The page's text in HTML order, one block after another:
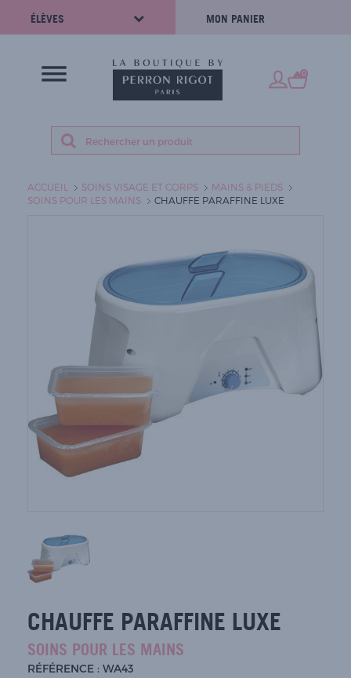
ÉLÈVES MON PANIER
0
ACCUEIL SOINS VISAGE ET CORPS
MAINS & PIEDS
SOINS POUR LES MAINS
CHAUFFE PARAFFINE LUXE
CHAUFFE PARAFFINE LUXE
SOINS POUR LES MAINS
RÉFÉRENCE : WA43